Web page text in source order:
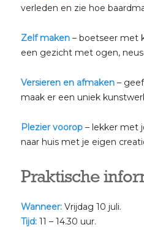
verleden en zie hoe
Zelf maken– boetseer met
een gezicht met ogen, neus
Versieren en afmaken– geef
maak er een uniek
Plezier voorop– lekker met
naar huis met je eigen
Praktische
Wanneer:Vrijdag 10 juli.
Tijd:11 – 14.30 uur.